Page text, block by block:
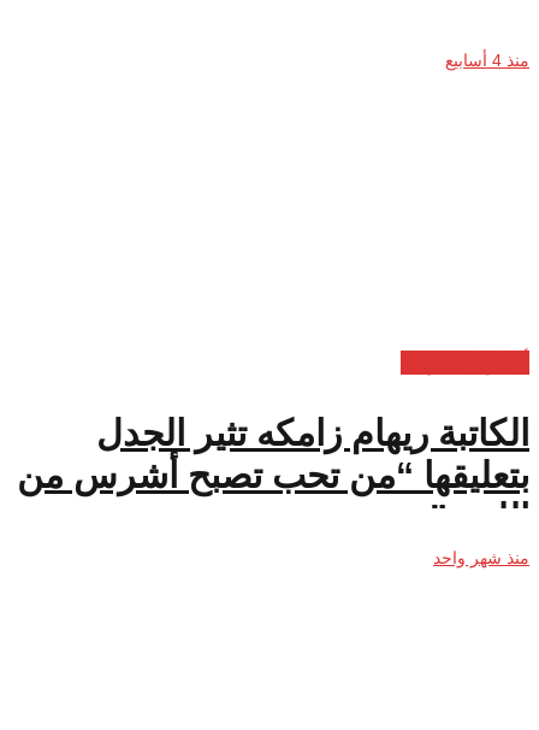
منذ 4 أسابيع
الكاتبة ريهام زامكه تثير الجدل
بتعليقها “من تحب تصبح أشرس من
اللبوة”
منذ شهر واحد